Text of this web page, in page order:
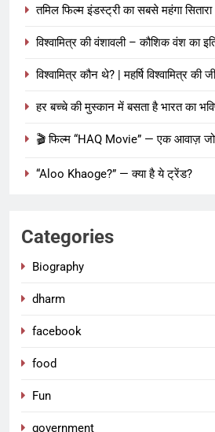
तमिल फिल्म इंडस्ट्री का सबसे महंगा सितारा
विश्वामित्र की वंशावली – कौशिक वंश का
विश्वामित्र कौन थे? | महर्षि विश्वामित्र की
हर बच्चे की मुस्कान में बसता है भारत का
🎬 फिल्म “HAQ Movie” — एक आवाज़ जो
“Aloo Khaoge?” — क्या है ये ट्रेंड?
Categories
Biography
dharm
facebook
food
Fun
government